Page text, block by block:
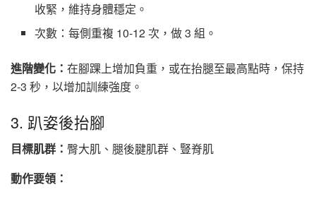
收緊，維持身體穩定。
次數：每側重複 10-12 次，做 3 組。
進階變化： 在腳踝上增加負重，或在抬腿至最高點時，保持
2-3 秒，以增加訓練強度。
3. 趴姿後抬腳
目標肌群： 臀大肌、腿後腱肌群、豎脊肌
動作要領：